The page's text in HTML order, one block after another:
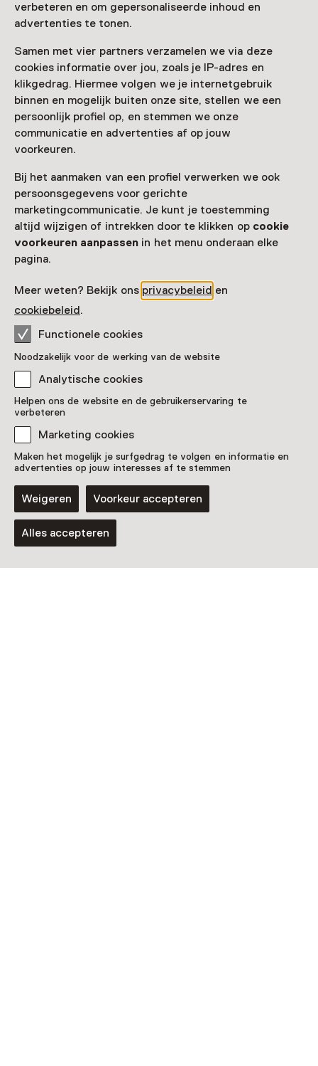
verbeteren en om gepersonaliseerde inhoud en
advertenties te tonen.
Samen met vier partners verzamelen we via deze
cookies informatie over jou, zoals je IP-adres en
klikgedrag. Hiermee volgen we je internetgebruik
binnen en mogelijk buiten onze site, stellen we een
persoonlijk profiel op, en stemmen we onze
communicatie en advertenties af op jouw
voorkeuren.
Bij het aanmaken van een profiel verwerken we ook
persoonsgegevens voor gerichte
marketingcommunicatie. Je kunt je toestemming
altijd wijzigen of intrekken door te klikken op cookie
voorkeuren aanpassen in het menu onderaan elke
pagina.
Meer weten? Bekijk ons privacybeleid en
cookiebeleid.
Functionele cookies
Noodzakelijk voor de werking van de website
Analytische cookies
Helpen ons de website en de gebruikerservaring te
verbeteren
Marketing cookies
Maken het mogelijk je surfgedrag te volgen en informatie en
advertenties op jouw interesses af te stemmen
Weigeren Voorkeur accepteren
Alles accepteren
Zien & doen in Museum
Panorama Mesdag
Tentoonstelling
DRIFT. Duin tot Doggersbank
T/m 13 september
Lezing
Auke-Florian Hiemstra: Trash of
Treasure?
Zondag 6 september van 11 tot 12 uur